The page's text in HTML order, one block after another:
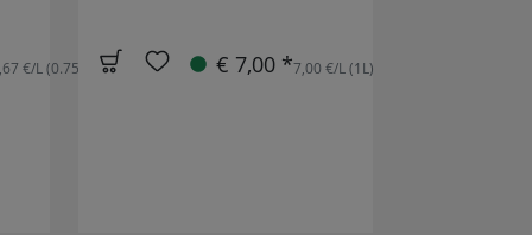
€/L (0.75L) € 7,00 *7,00 €/L (1L)